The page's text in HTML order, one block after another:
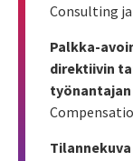
Consulting
Palkka-
direktiivin